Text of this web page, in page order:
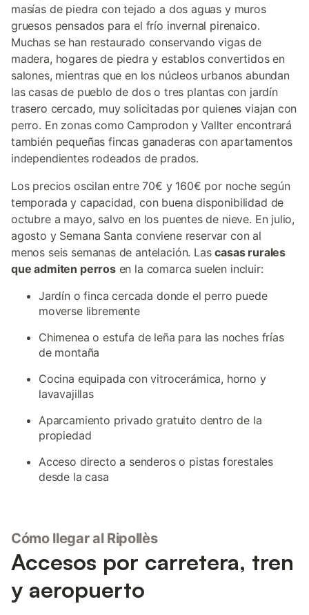
masías de piedra con tejado a dos aguas y muros
gruesos pensados para el frío invernal pirenaico.
Muchas se han restaurado conservando vigas de
madera, hogares de piedra y establos convertidos en
salones, mientras que en los núcleos urbanos abundan
las casas de pueblo de dos o tres plantas con jardín
trasero cercado, muy solicitadas por quienes viajan con
perro. En zonas como Camprodon y Vallter encontrará
también pequeñas fincas ganaderas con apartamentos
independientes rodeados de prados.
Los precios oscilan entre 70€ y 160€ por noche según
temporada y capacidad, con buena disponibilidad de
octubre a mayo, salvo en los puentes de nieve. En julio,
agosto y Semana Santa conviene reservar con al
menos seis semanas de antelación. Lascasas rurales
que admiten perrosen la comarca suelen incluir:
Jardín o finca cercada donde el perro puede
moverse libremente
Chimenea o estufa de leña para las noches frías
de montaña
Cocina equipada con vitrocerámica, horno y
lavavajillas
Aparcamiento privado gratuito dentro de la
propiedad
Acceso directo a senderos o pistas forestales
desde la casa
Cómo llegar al Ripollès
Accesos por carretera, tren
y aeropuerto